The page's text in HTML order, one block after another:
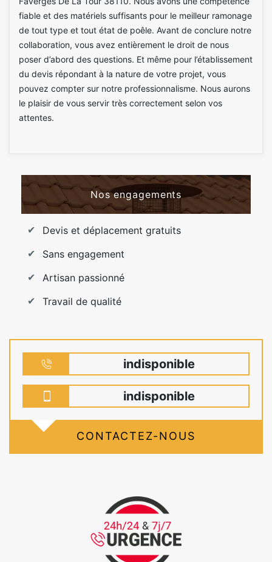
fiable et des matériels suffisants pour le meilleur ramonage
de tout type et tout état de poêle. Avant de conclure notre
collaboration, vous avez entièrement le droit de nous
poser d’abord des questions. Et même pour l’établissement
du devis répondant à la nature de votre projet, vous
pouvez compter sur notre professionnalisme. Nous aurons
le plaisir de vous servir très correctement selon vos
attentes.
Nos engagements
Devis et déplacement gratuits
Sans engagement
Artisan passionné
Travail de qualité
indisponible
indisponible
CONTACTEZ-NOUS